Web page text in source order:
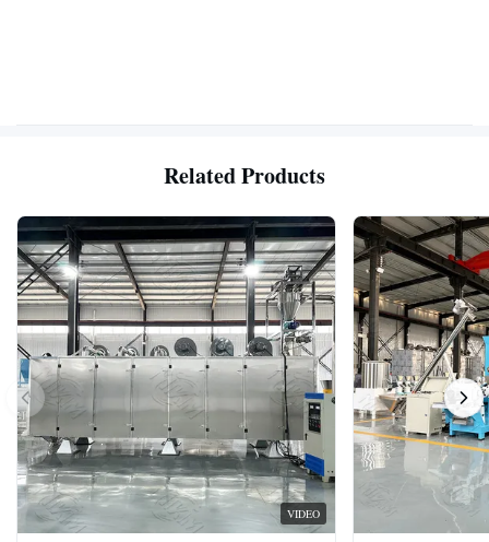
Related Products
VIDEO